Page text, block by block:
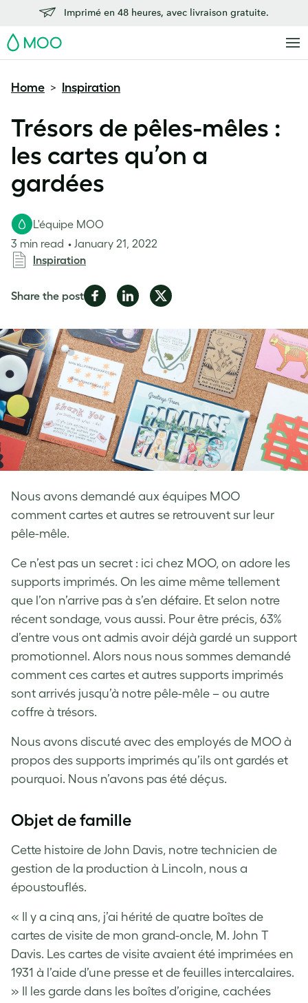
Imprimé en 48 heures, avec livraison gratuite.
MOO
Home > Inspiration
Trésors de pêles-mêles :
les cartes qu’on a
gardées
Nous avons demandé aux équipes MOO
comment cartes et autres se retrouvent sur leur
pêle-mêle.
L'équipe MOO
3 min read
January 21, 2022
Inspiration
Share the postShare
Facebook
Share
LinkedIn
Share
Twitter
Ce n’est pas un secret : ici chez MOO, on adore les
supports imprimés. On les aime même tellement
que l’on n’arrive pas à s’en défaire. Et selon notre
récent sondage, vous aussi. Pour être précis, 63%
d’entre vous ont admis avoir déjà gardé un support
promotionnel. Alors nous nous sommes demandé
comment ces cartes et autres supports imprimés
sont arrivés jusqu’à notre pêle-mêle – ou autre
coffre à trésors.
Nous avons discuté avec des employés de MOO à
propos des supports imprimés qu’ils ont gardés et
pourquoi. Nous n’avons pas été déçus.
Objet de famille
Cette histoire de John Davis, notre technicien de
gestion de la production à Lincoln, nous a
époustouflés.
« Il y a cinq ans, j’ai hérité de quatre boîtes de
cartes de visite de mon grand-oncle, M. John T
Davis. Les cartes de visite avaient été imprimées en
1931 à l’aide d’une presse et de feuilles intercalaires.
» Il les garde dans les boîtes d’origine, cachées